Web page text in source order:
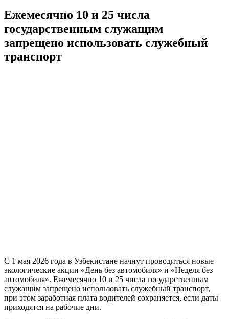
Ежемесячно 10 и 25 числа
государственным служащим
запрещено использовать служебный
транспорт
С 1 мая 2026 года в Узбекистане начнут проводиться новые
экологические акции «День без автомобиля» и «Неделя без
автомобиля». Ежемесячно 10 и 25 числа государственным
служащим запрещено использовать служебный транспорт,
при этом заработная плата водителей сохраняется, если даты
приходятся на рабочие дни.